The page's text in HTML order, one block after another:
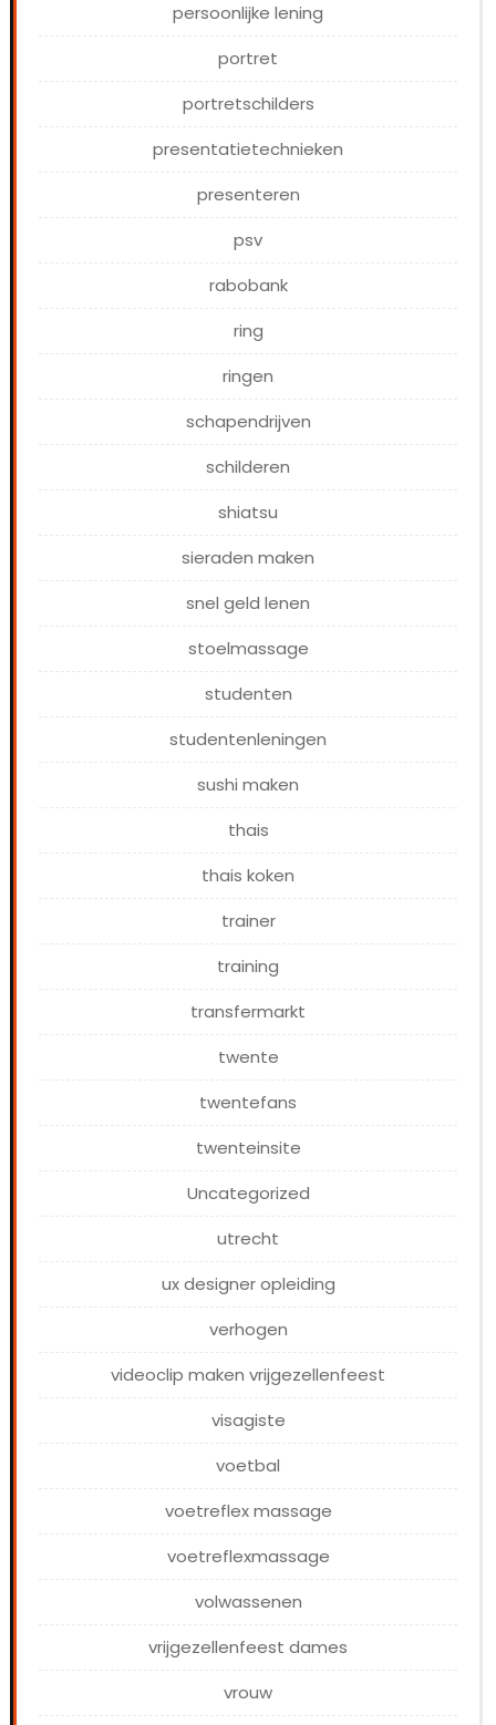
persoonlijke lening
portret
portretschilders
presentatietechnieken
presenteren
psv
rabobank
ring
ringen
schapendrijven
schilderen
shiatsu
sieraden maken
snel geld lenen
stoelmassage
studenten
studentenleningen
sushi maken
thais
thais koken
trainer
training
transfermarkt
twente
twentefans
twenteinsite
Uncategorized
utrecht
ux designer opleiding
verhogen
videoclip maken vrijgezellenfeest
visagiste
voetbal
voetreflex massage
voetreflexmassage
volwassenen
vrijgezellenfeest dames
vrouw